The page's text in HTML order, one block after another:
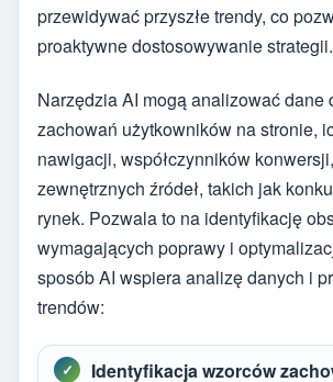
przewidywać przyszłe trendy, co
proaktywne dostosowywanie strategii.
Narzędzia AI mogą analizować dane
zachowań użytkowników na stronie,
nawigacji, współczynników
zewnętrznych źródeł, takich jak
rynek. Pozwala to na identyfikację
wymagających poprawy i
sposób AI wspiera analizę danych i
trendów:
Identyfikacja wzorców